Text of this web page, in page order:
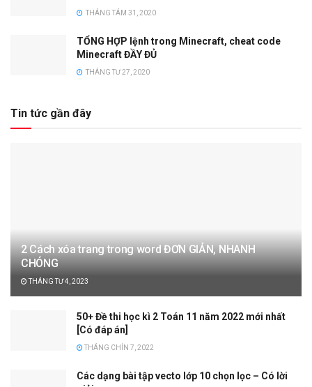
THÁNG TÁM 31, 2020
TỔNG HỢP lệnh trong Minecraft, cheat code
Minecraft ĐẦY ĐỦ
THÁNG TƯ 27, 2020
Tin tức gần đây
2 Cách xóa trang trong word ĐƠN GIẢN, NHANH
CHÓNG
THÁNG TƯ 4, 2023
50+ Đề thi học kì 2 Toán 11 năm 2022 mới nhất
[Có đáp án]
THÁNG CHÍN 7, 2022
Các dạng bài tập vecto lớp 10 chọn lọc – Có lời